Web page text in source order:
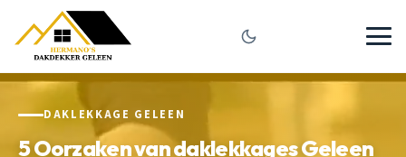
DAKLEKKAGE GELEEN
5 Oorzaken van daklekkages Geleen